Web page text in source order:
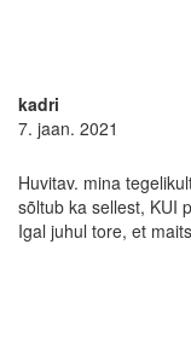
kadri
7. jaan. 2021
Huvitav. mina
sõltub ka sellest, KUI
Igal juhul tore, et